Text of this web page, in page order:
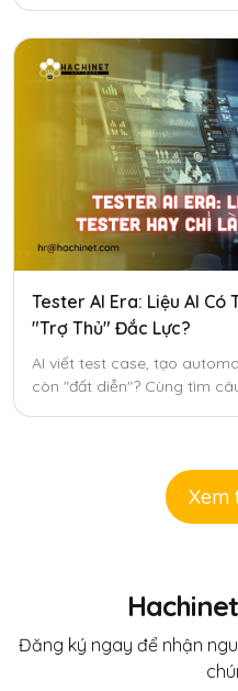
Tester AI Era: Liệu AI Có
"Trợ Thủ" Đắc Lực?
AI viết test case, tạo
còn "đất diễn"? Cùng tìm
Xem
Đăng ký ngay để nhận